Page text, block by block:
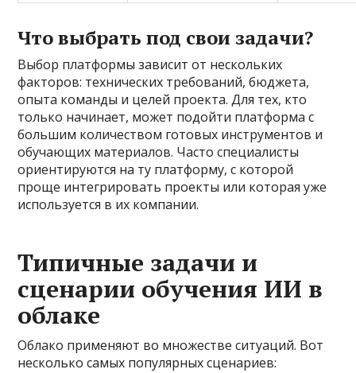
Что выбрать под свои задачи?
Выбор платформы зависит от нескольких
факторов: технических требований, бюджета,
опыта команды и целей проекта. Для тех, кто
только начинает, может подойти платформа с
большим количеством готовых инструментов и
обучающих материалов. Часто специалисты
ориентируются на ту платформу, с которой
проще интегрировать проекты или которая уже
используется в их компании.
Типичные задачи и
сценарии обучения ИИ в
облаке
Облако применяют во множестве ситуаций. Вот
несколько самых популярных сценариев: